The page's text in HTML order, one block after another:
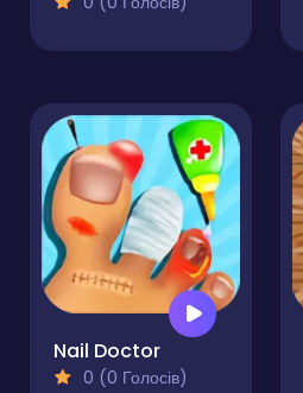
Nail Doctor
0 (0 Голосів)